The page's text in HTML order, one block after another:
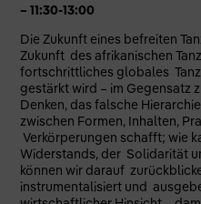
– 11:30-13:00
Die Zukunft eines befreiten
Zukunft des afrikanischen
fortschrittliches globales
gestärkt wird – im Gegensatz
Denken, das falsche
zwischen Formen, Inhalten,
Verkörperungen schafft; wie
Widerstands, der Solidarität
können wir darauf
instrumentalisiert und